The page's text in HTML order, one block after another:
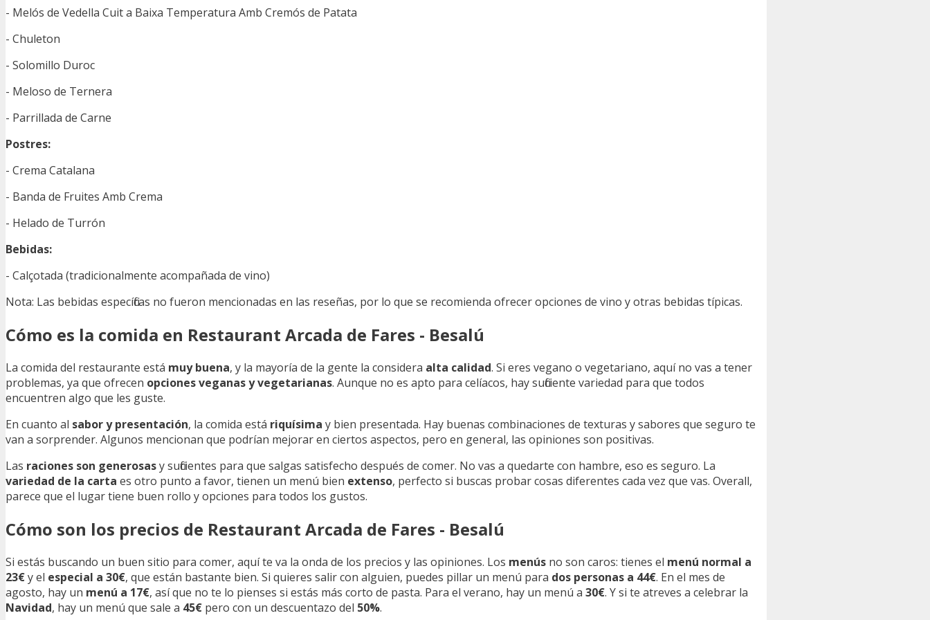
- Melós de Vedella Cuit a Baixa Temperatura Amb Cremós de Patata
- Chuleton
- Solomillo Duroc
- Meloso de Ternera
- Parrillada de Carne
Postres:
- Crema Catalana
- Banda de Fruites Amb Crema
- Helado de Turrón
Bebidas:
- Calçotada (tradicionalmente acompañada de vino)
Nota: Las bebidas específicas no fueron mencionadas en las reseñas, por lo que se recomienda ofrecer opciones de vino y otras bebidas típicas.
Cómo es la comida en Restaurant Arcada de Fares - Besalú
La comida del restaurante está muy buena, y la mayoría de la gente la considera alta calidad. Si eres vegano o vegetariano, aquí no vas a tener
problemas, ya que ofrecen opciones veganas y vegetarianas. Aunque no es apto para celíacos, hay suficiente variedad para que todos
encuentren algo que les guste.
En cuanto al sabor y presentación, la comida está riquísima y bien presentada. Hay buenas combinaciones de texturas y sabores que seguro te
van a sorprender. Algunos mencionan que podrían mejorar en ciertos aspectos, pero en general, las opiniones son positivas.
Las raciones son generosasy suficientes para que salgas satisfecho después de comer. No vas a quedarte con hambre, eso es seguro. La
variedad de la carta es otro punto a favor, tienen un menú bien extenso, perfecto si buscas probar cosas diferentes cada vez que vas. Overall,
parece que el lugar tiene buen rollo y opciones para todos los gustos.
Cómo son los precios de Restaurant Arcada de Fares - Besalú
Si estás buscando un buen sitio para comer, aquí te va la onda de los precios y las opiniones. Los menús no son caros: tienes el menú normal a
23€y el especial a 30€, que están bastante bien. Si quieres salir con alguien, puedes pillar un menú para dos personas a 44€. En el mes de
agosto, hay un menú a 17€, así que no te lo pienses si estás más corto de pasta. Para el verano, hay un menú a 30€. Y si te atreves a celebrar la
Navidad, hay un menú que sale a 45€ pero con un descuentazo del 50%.